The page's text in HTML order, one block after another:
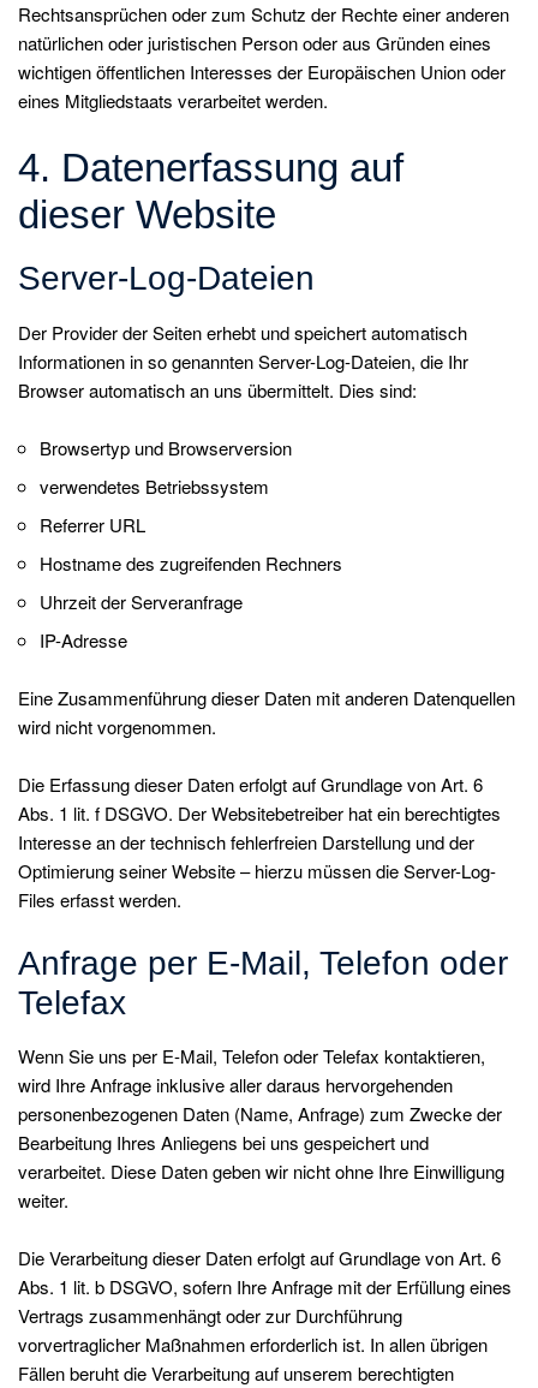
Rechtsansprüchen oder zum Schutz der Rechte einer anderen
natürlichen oder juristischen Person oder aus Gründen eines
wichtigen öffentlichen Interesses der Europäischen Union oder
eines Mitgliedstaats verarbeitet werden.
4. Datenerfassung auf
dieser Website
Server-Log-Dateien
Der Provider der Seiten erhebt und speichert automatisch
Informationen in so genannten Server-Log-Dateien, die Ihr
Browser automatisch an uns übermittelt. Dies sind:
Browsertyp und Browserversion
verwendetes Betriebssystem
Referrer URL
Hostname des zugreifenden Rechners
Uhrzeit der Serveranfrage
IP-Adresse
Eine Zusammenführung dieser Daten mit anderen Datenquellen
wird nicht vorgenommen.
Die Erfassung dieser Daten erfolgt auf Grundlage von Art. 6
Abs. 1 lit. f DSGVO. Der Websitebetreiber hat ein berechtigtes
Interesse an der technisch fehlerfreien Darstellung und der
Optimierung seiner Website – hierzu müssen die Server-Log-
Files erfasst werden.
Anfrage per E-Mail, Telefon oder
Telefax
Wenn Sie uns per E-Mail, Telefon oder Telefax kontaktieren,
wird Ihre Anfrage inklusive aller daraus hervorgehenden
personenbezogenen Daten (Name, Anfrage) zum Zwecke der
Bearbeitung Ihres Anliegens bei uns gespeichert und
verarbeitet. Diese Daten geben wir nicht ohne Ihre Einwilligung
weiter.
Die Verarbeitung dieser Daten erfolgt auf Grundlage von Art. 6
Abs. 1 lit. b DSGVO, sofern Ihre Anfrage mit der Erfüllung eines
Vertrags zusammenhängt oder zur Durchführung
vorvertraglicher Maßnahmen erforderlich ist. In allen übrigen
Fällen beruht die Verarbeitung auf unserem berechtigten